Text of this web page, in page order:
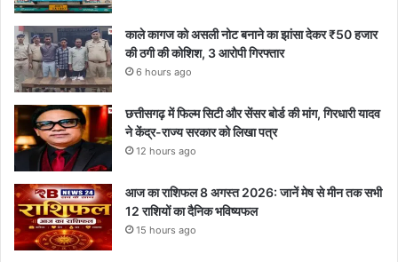
काले कागज को असली नोट बनाने का झांसा देकर ₹50 हजार
की ठगी की कोशिश, 3 आरोपी गिरफ्तार
6 hours ago
छत्तीसगढ़ में फिल्म सिटी और सेंसर बोर्ड की मांग, गिरधारी यादव
ने केंद्र-राज्य सरकार को लिखा पत्र
12 hours ago
आज का राशिफल 8 अगस्त 2026: जानें मेष से मीन तक सभी
12 राशियों का दैनिक भविष्यफल
15 hours ago